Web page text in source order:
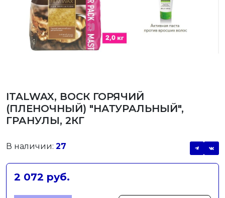
ITALWAX, ВОСК ГОРЯЧИЙ
(ПЛЕНОЧНЫЙ) "НАТУРАЛЬНЫЙ",
ГРАНУЛЫ, 2КГ
В наличии: 27
2 072 руб.